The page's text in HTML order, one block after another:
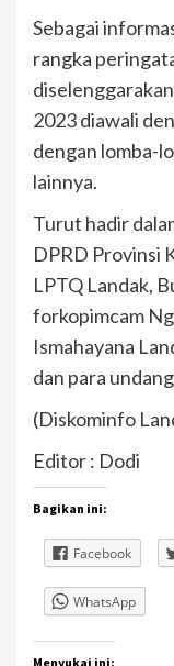
Sebagai
rangka
2023 diawali
dengan lomba-
lainnya.
Turut hadir
DPRD Provinsi
LPTQ Landak,
forkopimcam
Ismahayana
dan para
(Diskominfo
Editor : Dodi
Bagikan ini:
Facebook
WhatsApp
Menyukai ini: